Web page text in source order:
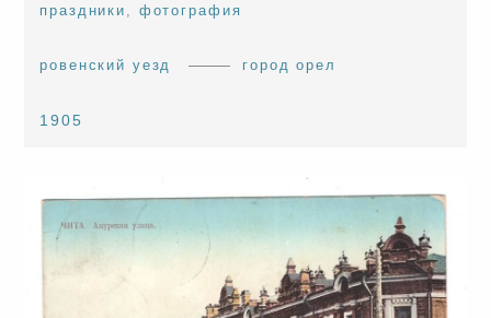
праздники
фотография
ровенский уезд город орел
1905